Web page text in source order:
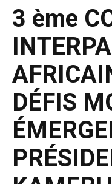
3 ème
DÉFIS